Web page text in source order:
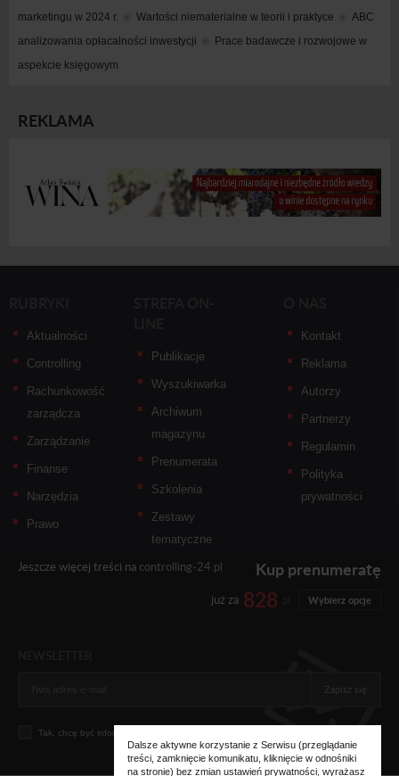
marketingu w 2024 r.
Wartości niematerialne w teorii i praktyce
ABC
analizowania opłacalności inwestycji
Prace badawcze i rozwojowe w
aspekcie księgowym
REKLAMA
Aktualności
Controlling
Rachunkowość
zarządcza
Zarządzanie
Finanse
Narzędzia
Prawo
Publikacje
Wyszukiwarka
Archiwum
magazynu
Prenumerata
Szkolenia
Zestawy
tematyczne
Kontakt
Reklama
Autorzy
Partnerzy
Regulamin
Polityka
prywatności
Jeszcze więcej treści na controlling-24.pl Kup prenumeratę
już za 828 zł Wybierz opcje
Zapisz się
Tak, chcę być informowany... (
Dalsze aktywne korzystanie z Serwisu (przeglądanie
treści, zamknięcie komunikatu, kliknięcie w odnośniki
na stronie) bez zmian ustawień prywatności, wyrażasz